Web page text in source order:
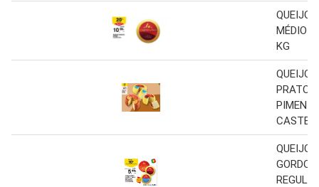
QUEIJO
MÉDIO
KG
QUEIJO
PRATO
QUEIJO
GORDO/